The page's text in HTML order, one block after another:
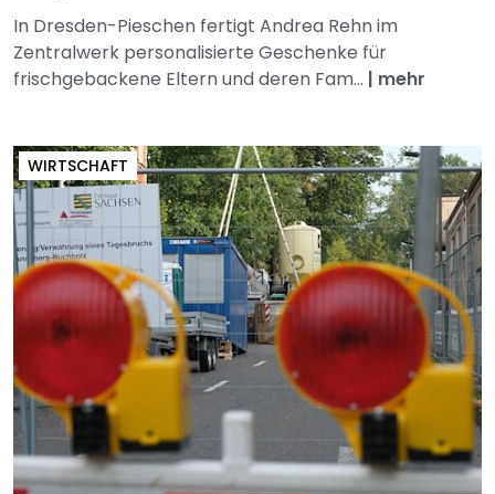
In Dresden-Pieschen fertigt Andrea Rehn im
Zentralwerk personalisierte Geschenke für
frischgebackene Eltern und deren Fam... | mehr
WIRTSCHAFT